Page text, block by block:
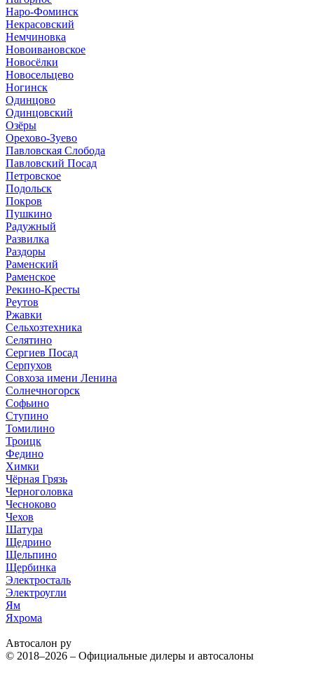
Наро-Фоминск
Некрасовский
Немчиновка
Новоивановское
Новосёлки
Новосельцево
Ногинск
Одинцово
Одинцовский
Озёры
Орехово-Зуево
Павловская Слобода
Павловский Посад
Петровское
Подольск
Покров
Пушкино
Радужный
Развилка
Раздоры
Раменский
Раменское
Рекино-Кресты
Реутов
Ржавки
Сельхозтехника
Селятино
Сергиев Посад
Серпухов
Совхоза имени Ленина
Солнечногорск
Софьино
Ступино
Томилино
Троицк
Федино
Химки
Чёрная Грязь
Черноголовка
Чесноково
Чехов
Шатура
Щедрино
Щельпино
Щербинка
Электросталь
Электроугли
Ям
Яхрома
Автосалон ру
© 2018–2026 – Официальные дилеры и автосалоны